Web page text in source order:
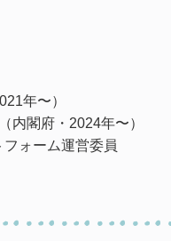
年〜）
内閣府・2024年〜）
ォーム運営委員